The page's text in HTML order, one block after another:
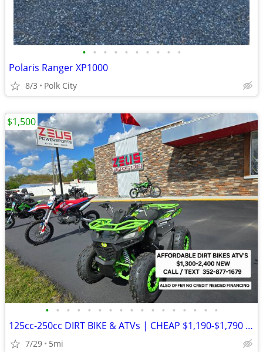
• • • • • • • • • •
Polaris Ranger XP1000
8/3 Polk City
• • • • • • • • • • • • • • • • •
125cc-250cc DIRT BIKE & ATVs | CHEAP $1,190-$1,790 Out The Door
7/29 5mi
$1,500